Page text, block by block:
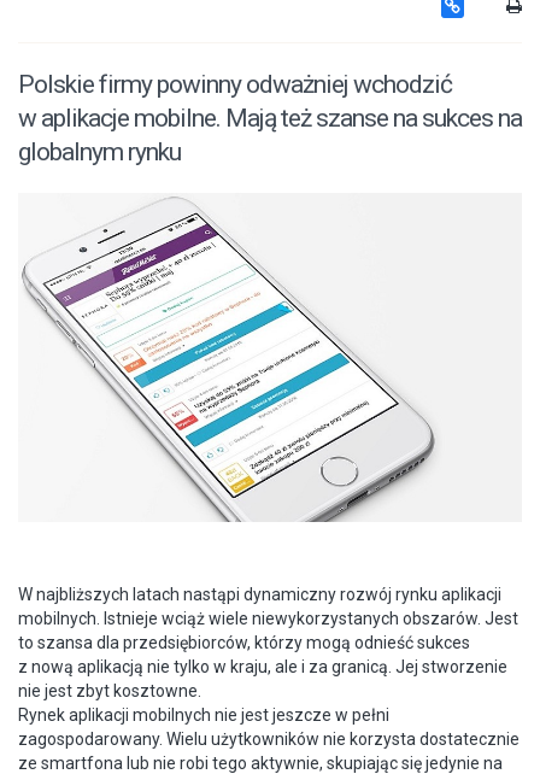
Polskie firmy powinny odważniej wchodzić
w aplikacje mobilne. Mają też szanse na sukces na
globalnym rynku
W najbliższych latach nastąpi dynamiczny rozwój rynku aplikacji
mobilnych. Istnieje wciąż wiele niewykorzystanych obszarów. Jest
to szansa dla przedsiębiorców, którzy mogą odnieść sukces
z nową aplikacją nie tylko w kraju, ale i za granicą. Jej stworzenie
nie jest zbyt kosztowne.
Rynek aplikacji mobilnych nie jest jeszcze w pełni
zagospodarowany. Wielu użytkowników nie korzysta dostatecznie
ze smartfona lub nie robi tego aktywnie, skupiając się jedynie na